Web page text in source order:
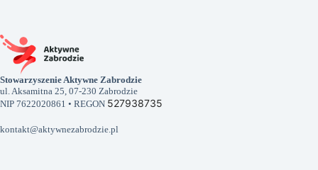
Stowarzyszenie Aktywne Zabrodzie
ul. Aksamitna 25, 07-230 Zabrodzie
NIP 7622020861 • REGON 527938735
kontakt@aktywnezabrodzie.pl